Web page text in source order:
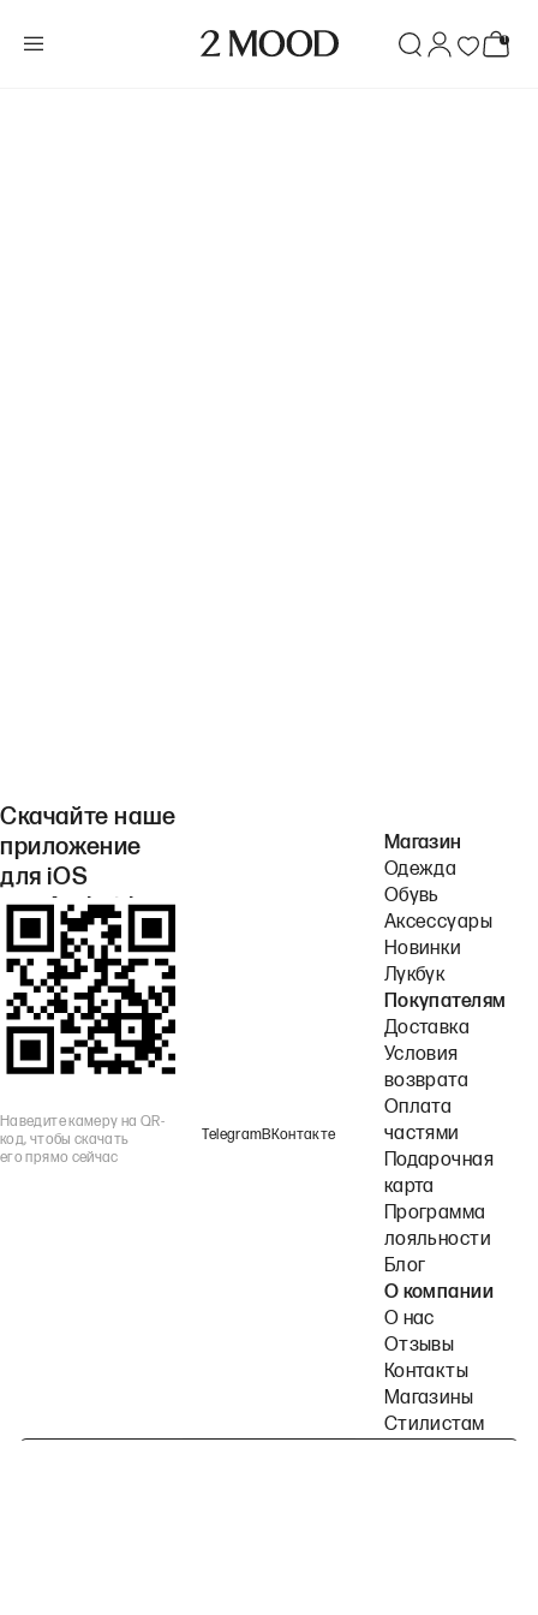
Скачайте наше
приложение
для iOS
или Android.
Наведите камеру на QR-
код, чтобы скачать
его прямо сейчас
TelegramВКонтакте
Магазин
Одежда
Обувь
Аксессуары
Новинки
Лукбук
Покупателям
Доставка
Условия
возврата
Оплата
частями
Подарочная
карта
Программа
лояльности
Блог
О компании
О нас
Отзывы
Контакты
Магазины
Стилистам